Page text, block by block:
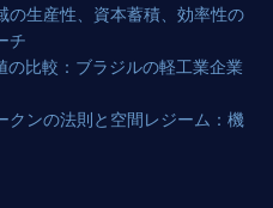
の生産性、資本蓄積、効率性の
チ
比較：ブラジルの軽工業企業
クンの法則と空間レジーム：機